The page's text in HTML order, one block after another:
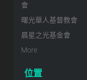
會
曙光華人基督教會
晨星之光基金會
More
位置